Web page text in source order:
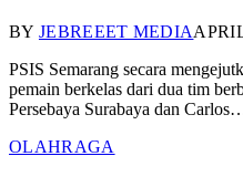
BY JEBREEET MEDIA
PSIS Semarang secara
pemain berkelas dari dua tim
Persebaya Surabaya dan
OLAHRAGA